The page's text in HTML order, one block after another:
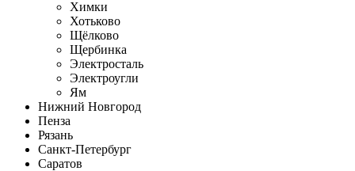
Химки
Хотьково
Щёлково
Щербинка
Электросталь
Электроугли
Ям
Нижний Новгород
Пенза
Рязань
Санкт-Петербург
Саратов